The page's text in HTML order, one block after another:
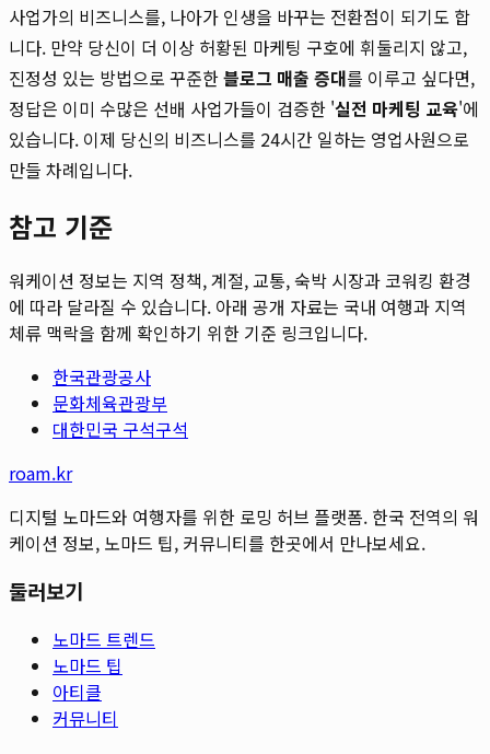
사업가의 비즈니스를, 나아가 인생을 바꾸는 전환점이 되기도 합
니다. 만약 당신이 더 이상 허황된 마케팅 구호에 휘둘리지 않고,
진정성 있는 방법으로 꾸준한블로그 매출 증대를 이루고 싶다면,
정답은 이미 수많은 선배 사업가들이 검증한 '실전 마케팅 교육'에
있습니다. 이제 당신의 비즈니스를 24시간 일하는 영업사원으로
만들 차례입니다.
참고 기준
워케이션 정보는 지역 정책, 계절, 교통, 숙박 시장과 코워킹 환경
에 따라 달라질 수 있습니다. 아래 공개 자료는 국내 여행과 지역
체류 맥락을 함께 확인하기 위한 기준 링크입니다.
한국관광공사
문화체육관광부
대한민국 구석구석
roam.kr
디지털 노마드와 여행자를 위한 로밍 허브 플랫폼. 한국 전역의 워
케이션 정보, 노마드 팁, 커뮤니티를 한곳에서 만나보세요.
둘러보기
노마드 트렌드
노마드 팁
아티클
커뮤니티